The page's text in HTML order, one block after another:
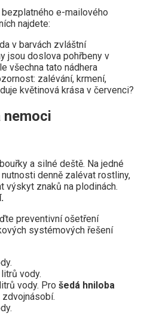
e-mailového
najdete:
v barvách zvláštní
jsou doslova pohřbeny v
všechna tato nádhera
zalévání, krmení,
květinová krása v červenci?
nemoci
a silné deště. Na jedné
denně zalévat rostliny,
výskyt znaků na plodinách.
preventivní ošetření
systémových řešení
vody.
vody. Pro šedá hniloba